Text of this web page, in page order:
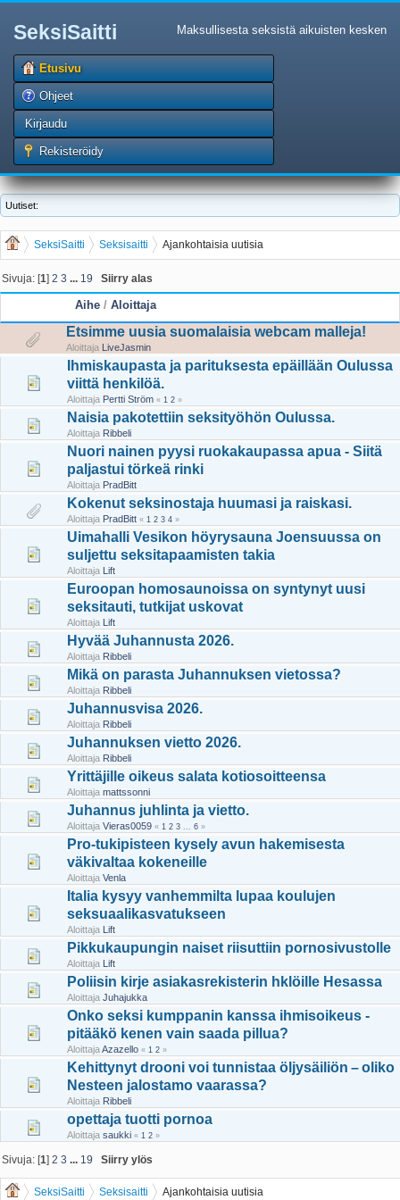
SeksiSaitti Maksullisesta seksistä aikuisten kesken
Etusivu
Ohjeet
Kirjaudu
Rekisteröidy
Uutiset:
SeksiSaitti Seksisaitti Ajankohtaisia uutisia
Sivuja: [1]2 3 ... 19 Siirry alas
Aihe / Aloittaja
Etsimme uusia suomalaisia webcam malleja!
Aloittaja LiveJasmin
Ihmiskaupasta ja parituksesta epäillään Oulussa
viittä henkilöä.
Aloittaja Pertti Ström « 1 2 »
Naisia pakotettiin seksityöhön Oulussa.
Aloittaja Ribbeli
Nuori nainen pyysi ruokakaupassa apua - Siitä
paljastui törkeä rinki
Aloittaja PradBitt
Kokenut seksinostaja huumasi ja raiskasi.
Aloittaja PradBitt « 1 2 3 4 »
Uimahalli Vesikon höyrysauna Joensuussa on
suljettu seksitapaamisten takia
Aloittaja Lift
Euroopan homosaunoissa on syntynyt uusi
seksitauti, tutkijat uskovat
Aloittaja Lift
Hyvää Juhannusta 2026.
Aloittaja Ribbeli
Mikä on parasta Juhannuksen vietossa?
Aloittaja Ribbeli
Juhannusvisa 2026.
Aloittaja Ribbeli
Juhannuksen vietto 2026.
Aloittaja Ribbeli
Yrittäjille oikeus salata kotiosoitteensa
Aloittaja mattssonni
Juhannus juhlinta ja vietto.
Aloittaja Vieras0059 « 1 2 3 ... 6 »
Pro-tukipisteen kysely avun hakemisesta
väkivaltaa kokeneille
Aloittaja Venla
Italia kysyy vanhemmilta lupaa koulujen
seksuaalikasvatukseen
Aloittaja Lift
Pikku­kaupungin naiset riisuttiin porno­sivustolle
Aloittaja Lift
Poliisin kirje asiakasrekisterin hklöille Hesassa
Aloittaja Juhajukka
Onko seksi kumppanin kanssa ihmisoikeus -
pitääkö kenen vain saada pillua?
AloittajaAzazello « 1 2 »
Kehittynyt drooni voi tunnistaa öljysäiliön – oliko
Nesteen jalostamo vaarassa?
Aloittaja Ribbeli
opettaja tuotti pornoa
Aloittaja saukki « 1 2 »
Sivuja: [1]2 3 ... 19 Siirry ylös
SeksiSaitti Seksisaitti Ajankohtaisia uutisia